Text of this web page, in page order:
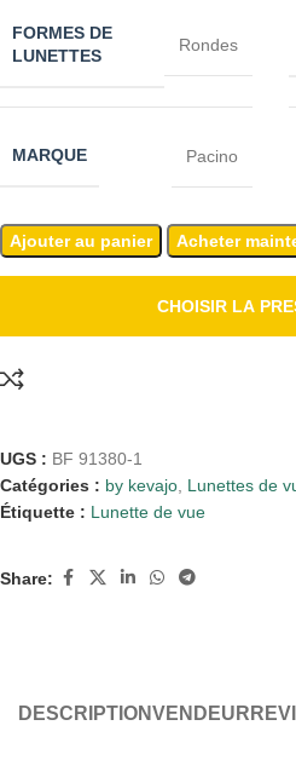
FORMES DE
LUNETTES
Rondes
MARQUE Pacino
Ajouter au panier Acheter
CHOISIR LA
UGS : BF 91380-1
Catégories : by kevajo Lunettes de
Étiquette : Lunette de vue
Share:
DESCRIPTIONVENDEUR